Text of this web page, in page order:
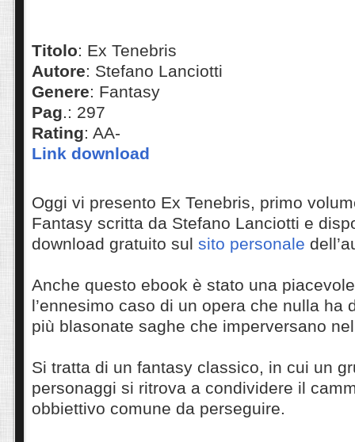
Titolo: Ex Tenebris
Autore: Stefano Lanciotti
Genere: Fantasy
Pag.: 297
Rating: AA-
Link download
Oggi vi presento Ex Tenebris, primo
Fantasy scritta da Stefano Lanciotti e
download gratuito sul sito personale
Anche questo ebook è stato una
l’ennesimo caso di un opera che nulla ha
più blasonate saghe che imperversano
Si tratta di un fantasy classico, in cui un
personaggi si ritrova a condividere il
obbiettivo comune da perseguire.